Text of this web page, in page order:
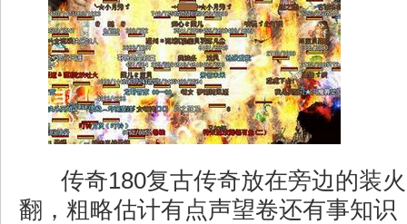
传奇180复古传奇放在旁边的装
翻，粗略估计有点声望卷还有事知识